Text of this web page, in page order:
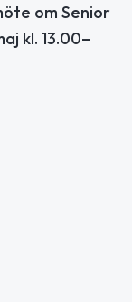
om Senior
kl. 13.00–